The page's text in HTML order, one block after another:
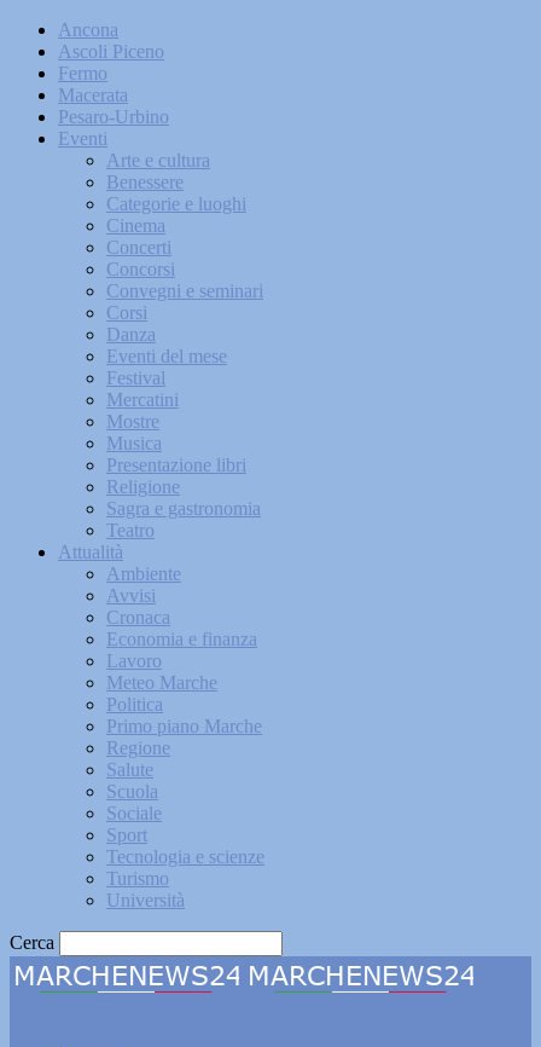
Ancona
Ascoli Piceno
Fermo
Macerata
Pesaro-Urbino
Eventi
Arte e cultura
Benessere
Categorie e luoghi
Cinema
Concerti
Concorsi
Convegni e seminari
Corsi
Danza
Eventi del mese
Festival
Mercatini
Mostre
Musica
Presentazione libri
Religione
Sagra e gastronomia
Teatro
Attualità
Ambiente
Avvisi
Cronaca
Economia e finanza
Lavoro
Meteo Marche
Politica
Primo piano Marche
Regione
Salute
Scuola
Sociale
Sport
Tecnologia e scienze
Turismo
Università
Cerca